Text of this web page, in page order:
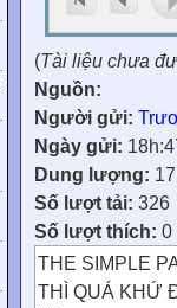
(Tài liệu chưa
Nguồn:
Người gửi:
Ngày gửi:
Dung lượng:
Số lượt tải: 326
Số lượt thích: 0
THE SIMPLE
THÌ QUÁ KHỨ